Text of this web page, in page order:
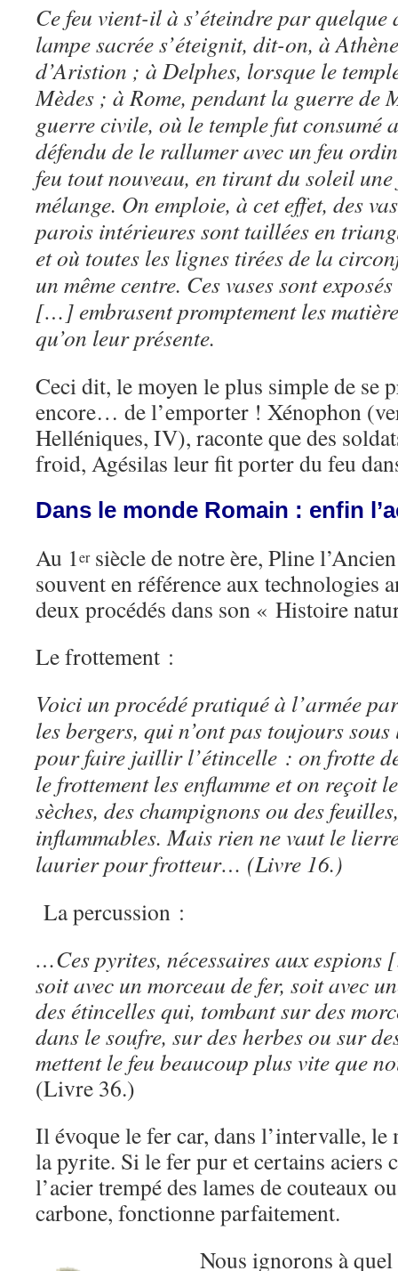
Ce feu vient-il à s’éteindre par quelque
lampe sacrée s’éteignit, dit-on, à
d’Aristion ; à Delphes, lorsque le
Mèdes ; à Rome, pendant la guerre
guerre civile, où le temple fut consumé
défendu de le rallumer avec un feu
feu tout nouveau, en tirant du soleil
mélange. On emploie, à cet effet, des
parois intérieures sont taillées en
et où toutes les lignes tirées de la
un même centre. Ces vases sont
[…] embrasent promptement les
qu’on leur présente.
Ceci dit, le moyen le plus simple de se
encore… de l’emporter ! Xénophon
Helléniques, IV), raconte que des
froid, Agésilas leur fit porter du feu
Dans le monde Romain : enfin
Au 1ersiècle de notre ère, Pline
souvent en référence aux technologies
deux procédés dans son « Histoire
Le frottement :
Voici un procédé pratiqué à l’armée
les bergers, qui n’ont pas toujours
pour faire jaillir l’étincelle : on frotte
le frottement les enflamme et on reçoit
sèches, des champignons ou des
inflammables. Mais rien ne vaut le
laurier pour frotteur… (Livre 16.)
La percussion :
…Ces pyrites, nécessaires aux
soit avec un morceau de fer, soit avec
des étincelles qui, tombant sur des
dans le soufre, sur des herbes ou sur
mettent le feu beaucoup plus vite que
(Livre 36.)
Il évoque le fer car, dans l’intervalle, le
la pyrite. Si le fer pur et certains aciers
l’acier trempé des lames de couteaux
carbone, fonctionne parfaitement.
Nous ignorons à